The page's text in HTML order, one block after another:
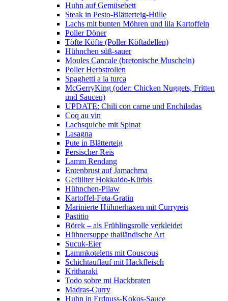
Huhn auf Gemüsebett
Steak in Pesto-Blätterteig-Hülle
Lachs mit bunten Möhren und lila Kartoffeln
Poller Döner
Töfte Köfte (Poller Köftadellen)
Hühnchen süß-sauer
Moules Cancale (bretonische Muscheln)
Poller Herbstrollen
Spaghetti a la turca
McGerryKing (oder: Chicken Nuggets, Fritten
und Saucen)
UPDATE: Chili con carne und Enchiladas
Coq au vin
Lachsquiche mit Spinat
Lasagna
Pute in Blätterteig
Persischer Reis
Lamm Rendang
Entenbrust auf Jamachma
Gefüllter Hokkaido-Kürbis
Hühnchen-Pilaw
Kartoffel-Feta-Gratin
Marinierte Hühnerhaxen mit Curryreis
Pastitio
Börek – als Frühlingsrolle verkleidet
Hühnersuppe thailändische Art
Sucuk-Eier
Lammkoteletts mit Couscous
Schichtauflauf mit Hackfleisch
Kritharaki
Todo sobre mi Hackbraten
Madras-Curry
Huhn in Erdnuss-Kokos-Sauce